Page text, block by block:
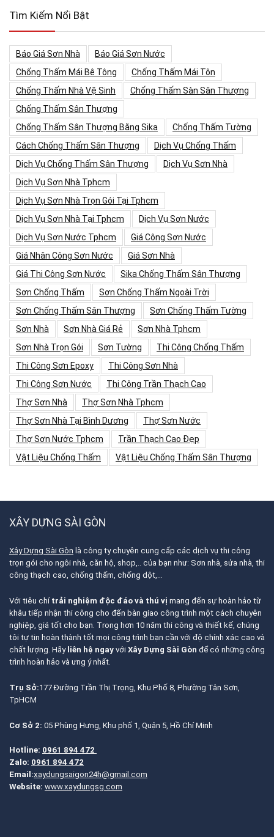
Tìm Kiếm Nổi Bật
Báo Giá Sơn Nhà
Báo Giá Sơn Nước
Chống Thấm Mái Bê Tông
Chống Thấm Mái Tôn
Chống Thấm Nhà Vệ Sinh
Chống Thấm Sàn Sân Thượng
Chống Thấm Sân Thượng
Chống Thấm Sân Thượng Bằng Sika
Chống Thấm Tường
Cách Chống Thấm Sân Thượng
Dịch Vụ Chống Thấm
Dịch Vụ Chống Thấm Sân Thượng
Dịch Vụ Sơn Nhà
Dịch Vụ Sơn Nhà Tphcm
Dịch Vụ Sơn Nhà Trọn Gói Tại Tphcm
Dịch Vụ Sơn Nhà Tại Tphcm
Dịch Vụ Sơn Nước
Dịch Vụ Sơn Nước Tphcm
Giá Công Sơn Nước
Giá Nhân Công Sơn Nước
Giá Sơn Nhà
Giá Thi Công Sơn Nước
Sika Chống Thấm Sân Thượng
Sơn Chống Thấm
Sơn Chống Thấm Ngoài Trời
Sơn Chống Thấm Sân Thượng
Sơn Chống Thấm Tường
Sơn Nhà
Sơn Nhà Giá Rẻ
Sơn Nhà Tphcm
Sơn Nhà Trọn Gói
Sơn Tường
Thi Công Chống Thấm
Thi Công Sơn Epoxy
Thi Công Sơn Nhà
Thi Công Sơn Nước
Thi Công Trần Thạch Cao
Thợ Sơn Nhà
Thợ Sơn Nhà Tphcm
Thợ Sơn Nhà Tại Bình Dương
Thợ Sơn Nước
Thợ Sơn Nước Tphcm
Trần Thạch Cao Đẹp
Vật Liệu Chống Thấm
Vật Liệu Chống Thấm Sân Thượng
XÂY DỰNG SÀI GÒN
Xây Dựng Sài Gòn là công ty chuyên cung cấp các dịch vụ thi công
trọn gói cho ngôi nhà, căn hộ, shop,.. của bạn như: Sơn nhà, sửa nhà, thi
công thạch cao, chống thấm, chống dột,…
Với tiêu chí trải nghiệm độc đáo và thú vị mang đến sự hoàn hảo từ
khâu tiếp nhận thi công cho đến bàn giao công trình một cách chuyên
nghiệp, giá tốt cho bạn. Trong hơn 10 năm thi công và thiết kế, chúng
tôi tự tin hoàn thành tốt mọi công trình bạn cần với độ chính xác cao và
chất lượng. Hãy liên hệ ngay với Xây Dựng Sài Gòn để có những công
trình hoàn hảo và ưng ý nhất.
Trụ Sở:177 Đường Trần Thị Trọng, Khu Phố 8, Phường Tân Sơn,
TpHCM
Cơ Sở 2: 05 Phùng Hưng, Khu phố 1, Quận 5, Hồ Chí Minh
Hotline: 0961 894 472
Zalo: 0961 894 472
Email:xaydungsaigon24h@gmail.com
Website: www.xaydungsg.com